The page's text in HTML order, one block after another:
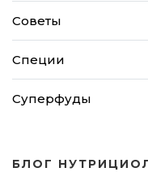
Советы
Специи
Суперфуды
БЛОГ